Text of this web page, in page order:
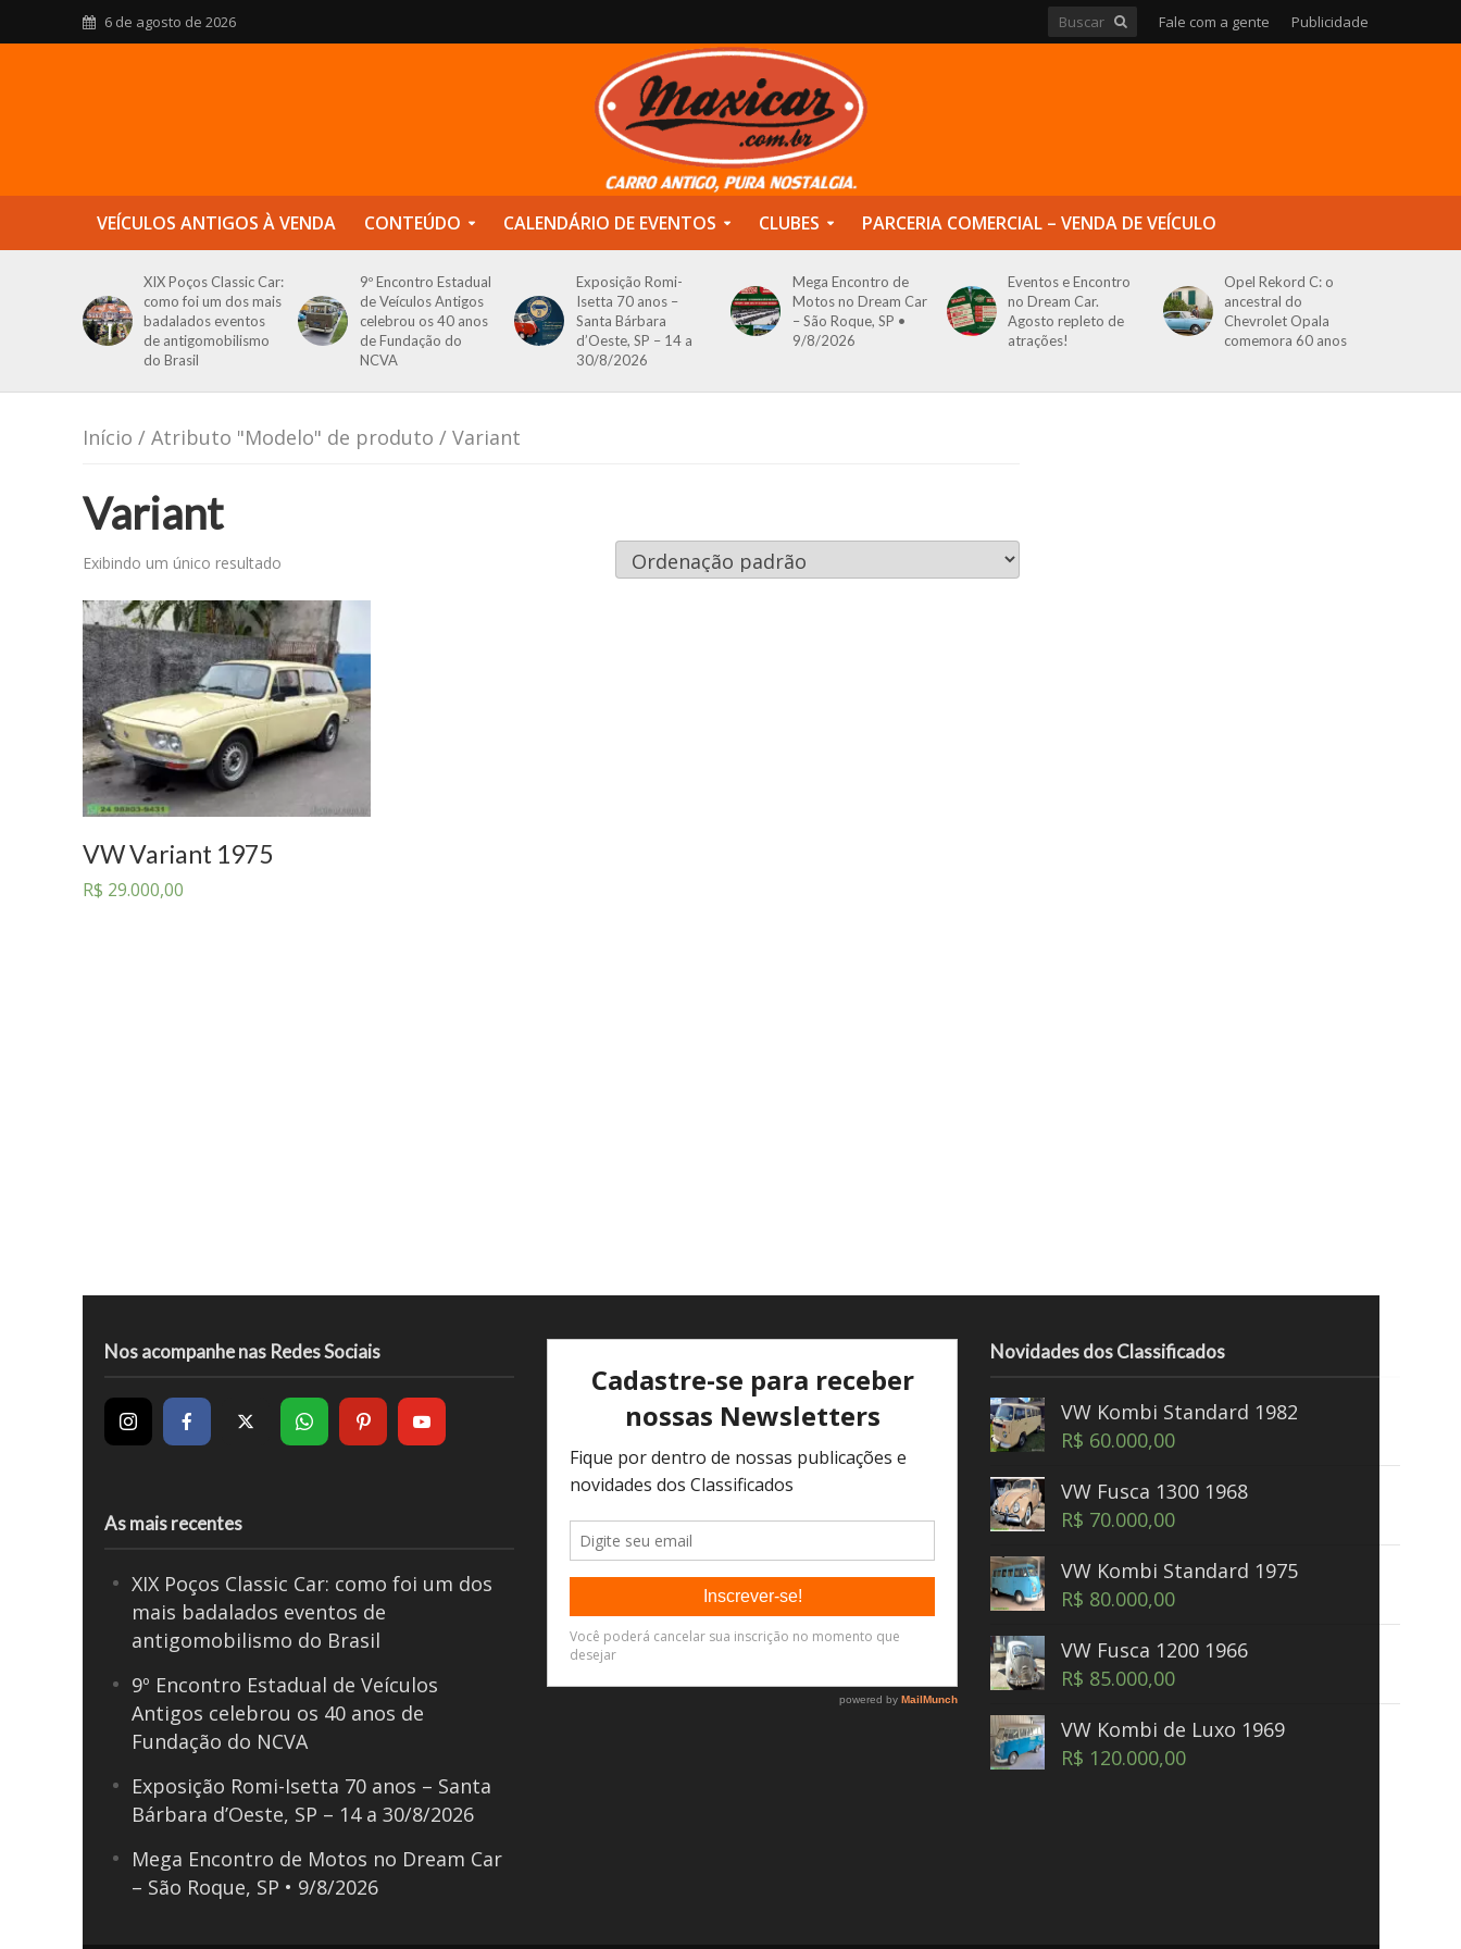
6 de agosto de 2026 Fale com a gente Publicidade
VEÍCULOS ANTIGOS À VENDA CONTEÚDO CALENDÁRIO DE EVENTOS CLUBES PARCERIA COMERCIAL – VENDA DE VEÍCULO
XIX Poços Classic Car:
como foi um dos mais
badalados eventos
de antigomobilismo
do Brasil
9º Encontro Estadual
de Veículos Antigos
celebrou os 40 anos
de Fundação do
NCVA
Exposição Romi-
Isetta 70 anos –
Santa Bárbara
d’Oeste, SP – 14 a
30/8/2026
Mega Encontro de
Motos no Dream Car
– São Roque, SP •
9/8/2026
Eventos e Encontro
no Dream Car.
Agosto repleto de
atrações!
Opel Rekord C: o
ancestral do
Chevrolet Opala
comemora 60 anos
Início / Atributo "Modelo" de produto / Variant
Variant
Exibindo um único resultado
VW Variant 1975
R$ 29.000,00
Nos acompanhe nas Redes Sociais
As mais recentes
XIX Poços Classic Car: como foi um dos
mais badalados eventos de
antigomobilismo do Brasil
9º Encontro Estadual de Veículos
Antigos celebrou os 40 anos de
Fundação do NCVA
Exposição Romi-Isetta 70 anos – Santa
Bárbara d’Oeste, SP – 14 a 30/8/2026
Mega Encontro de Motos no Dream Car
– São Roque, SP • 9/8/2026
Novidades dos Classificados
VW Kombi Standard 1982
R$ 60.000,00
VW Fusca 1300 1968
R$ 70.000,00
VW Kombi Standard 1975
R$ 80.000,00
VW Fusca 1200 1966
R$ 85.000,00
VW Kombi de Luxo 1969
R$ 120.000,00